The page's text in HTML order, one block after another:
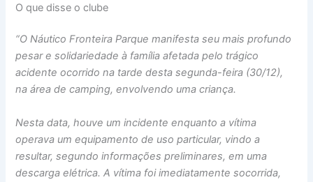
O que disse o clube
“O Náutico Fronteira Parque manifesta seu mais profundo
pesar e solidariedade à família afetada pelo trágico
acidente ocorrido na tarde desta segunda-feira (30/12),
na área de camping, envolvendo uma criança.
Nesta data, houve um incidente enquanto a vítima
operava um equipamento de uso particular, vindo a
resultar, segundo informações preliminares, em uma
descarga elétrica. A vítima foi imediatamente socorrida,